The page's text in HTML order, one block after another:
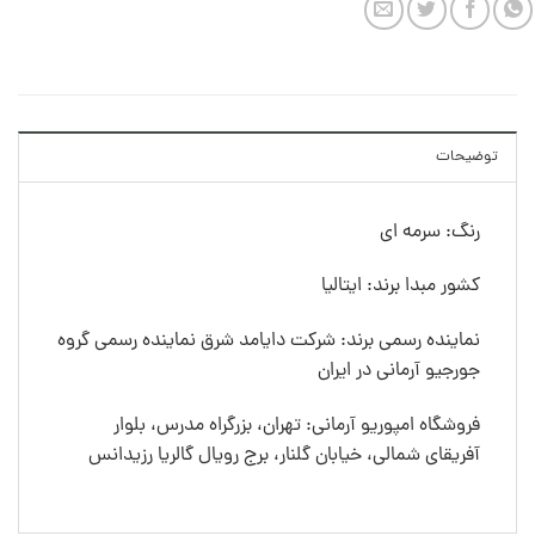
توضیحات
رنگ: سرمه ای
کشور مبدا برند: ایتالیا
نماینده رسمی برند: شرکت دایامد شرق نماینده رسمی گروه
جورجیو آرمانی در ایران
فروشگاه امپوریو آرمانی: تهران، بزرگراه مدرس، بلوار
آفریقای شمالی، خیابان گلنار، برج رویال گالریا رزیدانس